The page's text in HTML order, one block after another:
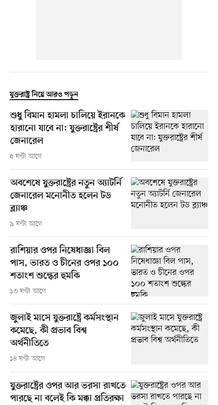
যুক্তরাষ্ট্র নিয়ে আরও পড়ুন
শুধু বিমান হামলা চালিয়ে ইরানকে
হারানো যাবে না: যুক্তরাষ্ট্রের শীর্ষ
জেনারেল
৫ ঘণ্টা আগে
অবশেষে যুক্তরাষ্ট্রের নতুন অ্যাটর্নি
জেনারেল মনোনীত হলেন টড
ব্ল্যাঞ্চ
৯ ঘণ্টা আগে
রাশিয়ার ওপর নিষেধাজ্ঞা বিল
পাস, ভারত ও চীনের ওপর ১০০
শতাংশ শুল্কের হুমকি
১৩ ঘণ্টা আগে
জুলাই মাসে যুক্তরাষ্ট্রে কর্মসংস্থান
কমেছে, কী প্রভাব বিশ্ব
অর্থনীতিতে
১৪ ঘণ্টা আগে
যুক্তরাষ্ট্রের ওপর আর ভরসা রাখতে
পারছে না বলেই কি মক্কা প্রতিরক্ষা